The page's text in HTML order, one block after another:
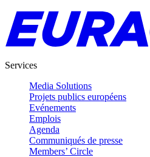
Services
Media Solutions
Projets publics européens
Evénements
Emplois
Agenda
Communiqués de presse
Members’ Circle